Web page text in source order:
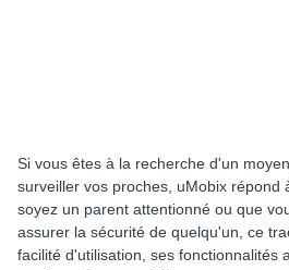
Si vous êtes à la recherche d'un
surveiller vos proches, uMobix répond
soyez un parent attentionné ou que
assurer la sécurité de quelqu'un, ce
facilité d'utilisation, ses fonctionnalités